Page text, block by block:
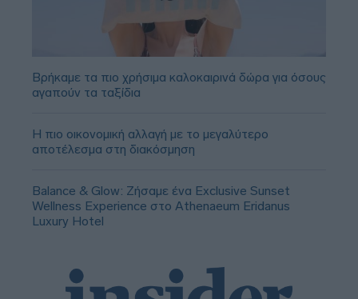
Βρήκαμε τα πιο χρήσιμα καλοκαιρινά δώρα για όσους
αγαπούν τα ταξίδια
Η πιο οικονομική αλλαγή με το μεγαλύτερο
αποτέλεσμα στη διακόσμηση
Balance & Glow: Ζήσαμε ένα Exclusive Sunset
Wellness Experience στο Athenaeum Eridanus
Luxury Hotel